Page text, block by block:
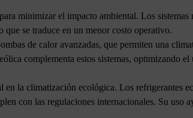
minimizar el impacto ambiental. Los
se traduce en un menor costo operativo.
de calor avanzadas, que permiten una
complementa estos sistemas, optimizando
en la climatización ecológica. Los refrigerantes
con las regulaciones internacionales. Su uso